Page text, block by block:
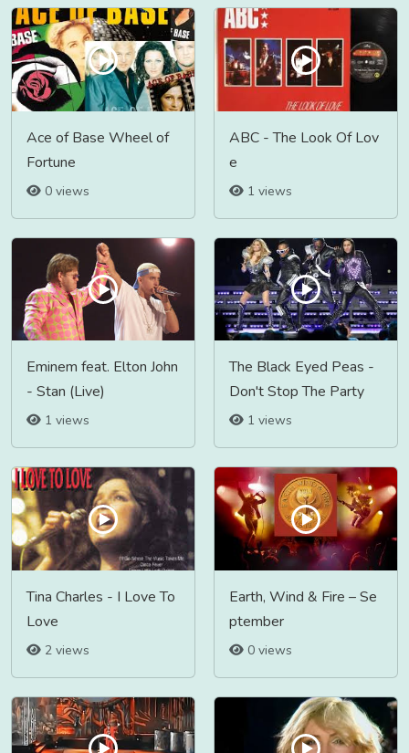
Ace of Base Wheel of
Fortune
0 views
ABC - The Look Of Lov
e
1 views
Eminem feat. Elton John
- Stan (Live)
1 views
The Black Eyed Peas -
Don't Stop The Party
1 views
Tina Charles - I Love To
Love
2 views
Earth, Wind & Fire – Se
ptember
0 views